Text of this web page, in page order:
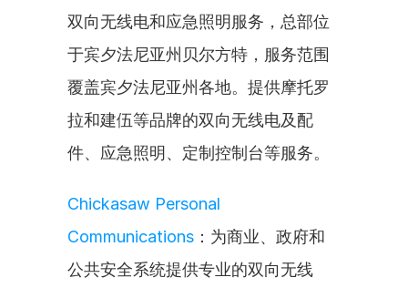
双向无线电和应急照明服务，总部位
于宾夕法尼亚州贝尔方特，服务范围
覆盖宾夕法尼亚州各地。提供摩托罗
拉和建伍等品牌的双向无线电及配
件、应急照明、定制控制台等服务。
Chickasaw Personal
Communications ：为商业、政府和
公共安全系统提供专业的双向无线